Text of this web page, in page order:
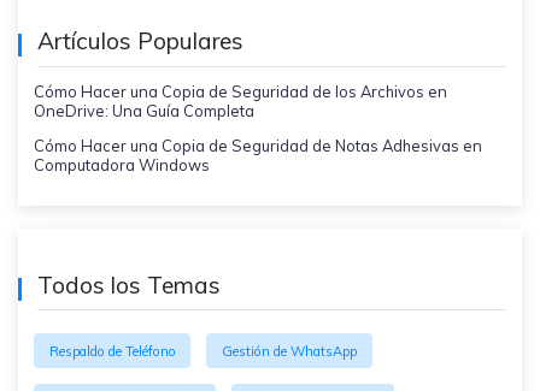
Artículos Populares
Cómo Hacer una Copia de Seguridad de los Archivos en
OneDrive: Una Guía Completa
Cómo Hacer una Copia de Seguridad de Notas Adhesivas en
Computadora Windows
Todos los Temas
Respaldo de Teléfono Gestión de WhatsApp